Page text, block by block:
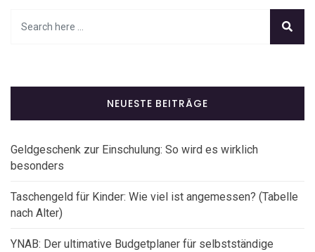
NEUESTE BEITRÄGE
Geldgeschenk zur Einschulung: So wird es wirklich
besonders
Taschengeld für Kinder: Wie viel ist angemessen? (Tabelle
nach Alter)
YNAB: Der ultimative Budgetplaner für selbstständige